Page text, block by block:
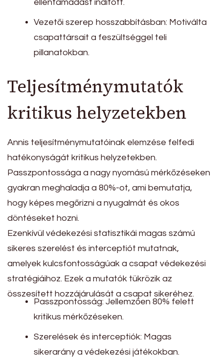
ellentámadást indított.
Vezetői szerep hosszabbításban: Motiválta
csapattársait a feszültséggel teli
pillanatokban.
Teljesítménymutatók
kritikus helyzetekben
Annis teljesítménymutatóinak elemzése felfedi
hatékonyságát kritikus helyzetekben.
Passzpontossága a nagy nyomású mérkőzéseken
gyakran meghaladja a 80%-ot, ami bemutatja,
hogy képes megőrizni a nyugalmát és okos
döntéseket hozni.
Ezenkívül védekezési statisztikái magas számú
sikeres szerelést és interceptiót mutatnak,
amelyek kulcsfontosságúak a csapat védekezési
stratégiáihoz. Ezek a mutatók tükrözik az
összesített hozzájárulását a csapat sikeréhez.
Passzpontosság: Jellemzően 80% felett
kritikus mérkőzéseken.
Szerelések és interceptiók: Magas
sikerarány a védekezési játékokban.